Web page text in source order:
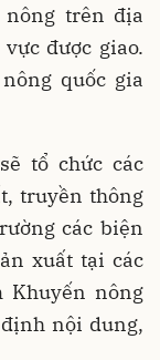
nông trên địa
được giao.
quốc gia
tổ chức các
truyền thông
các biện
xuất tại các
Khuyến nông
nội dung,